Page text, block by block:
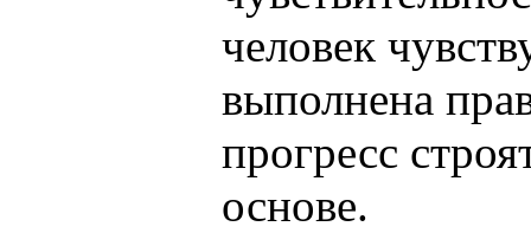
человек
выполнена
прогресс
основе.